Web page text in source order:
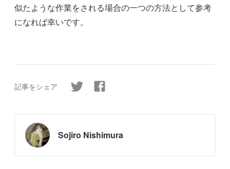
似たような作業をされる場合の一つの方法として参考
になれば幸いです。
記事をシェア
Sojiro Nishimura